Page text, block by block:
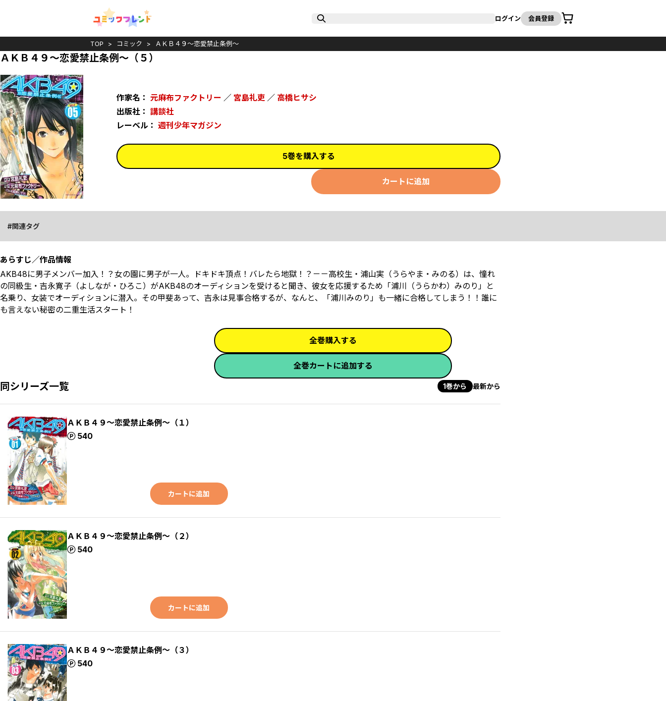
ログイン 会員登録
カート
TOP コミック ＡＫＢ４９～恋愛禁止条例～
ＡＫＢ４９～恋愛禁止条例～（５）
作家名： 元麻布ファクトリー ／ 宮島礼吏 ／ 高橋ヒサシ
出版社： 講談社
レーベル： 週刊少年マガジン
5巻を購入する
カートに追加
関連タグ
あらすじ／作品情報
AKB48に男子メンバー加入！？女の園に男子が一人。ドキドキ頂点！バレたら地獄！？－－高校生・浦山実（うらやま・みのる）は、憧れ
の同級生・吉永寛子（よしなが・ひろこ）がAKB48のオーディションを受けると聞き、彼女を応援するため「浦川（うらかわ）みのり」と
名乗り、女装でオーディションに潜入。その甲斐あって、吉永は見事合格するが、なんと、「浦川みのり」も一緒に合格してしまう！！誰に
も言えない秘密の二重生活スタート！
全巻購入する
全巻カートに追加する
同シリーズ一覧 1巻から 最新から
ＡＫＢ４９～恋愛禁止条例～（１）
540
ポイント
カートに追加
ＡＫＢ４９～恋愛禁止条例～（２）
540
ポイント
カートに追加
ＡＫＢ４９～恋愛禁止条例～（３）
540
ポイント